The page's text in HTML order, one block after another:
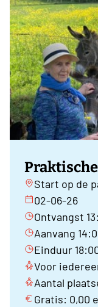
Start op de
02-06-26
Ontvangst
Aanvang
Einduur
Voor
Aantal
Gratis: 0,00